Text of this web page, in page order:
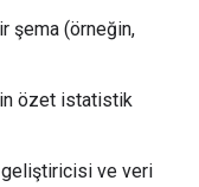
şema (örneğin,
özet istatistik
ve veri